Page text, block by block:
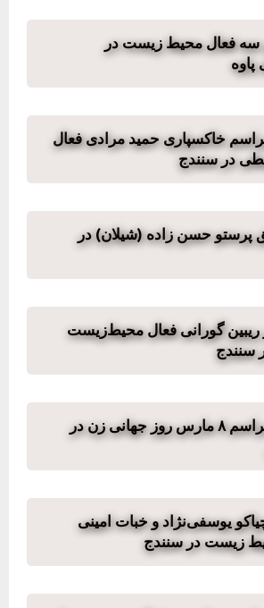
سه فعال محیط زیست در
خاکسپاری حمید مرادی فعال
در سنندج
پرستو حسن زاده (شیلان) در
ریبین گورانی فعال محیط‌زیست
سنندج
برگزاری مراسم ٨ مارس روز جهانی زن در
یوسفی‌نژاد و خبات امینی
زیست در سنندج